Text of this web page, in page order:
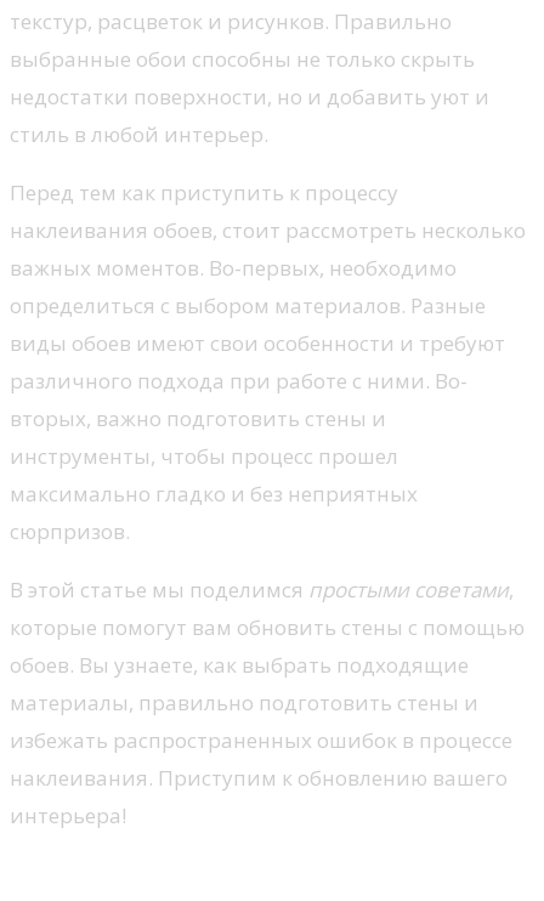
текстур, расцветок и рисунков. Правильно
выбранные обои способны не только скрыть
недостатки поверхности, но и добавить уют и
стиль в любой интерьер.
Перед тем как приступить к процессу
наклеивания обоев, стоит рассмотреть несколько
важных моментов. Во-первых, необходимо
определиться с выбором материалов. Разные
виды обоев имеют свои особенности и требуют
различного подхода при работе с ними. Во-
вторых, важно подготовить стены и
инструменты, чтобы процесс прошел
максимально гладко и без неприятных
сюрпризов.
В этой статье мы поделимся простыми советами,
которые помогут вам обновить стены с помощью
обоев. Вы узнаете, как выбрать подходящие
материалы, правильно подготовить стены и
избежать распространенных ошибок в процессе
наклеивания. Приступим к обновлению вашего
интерьера!